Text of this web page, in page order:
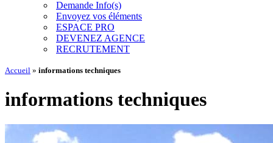
Demande Info(s)
Envoyez vos éléments
ESPACE PRO
DEVENEZ AGENCE
RECRUTEMENT
Accueil » informations techniques
informations techniques